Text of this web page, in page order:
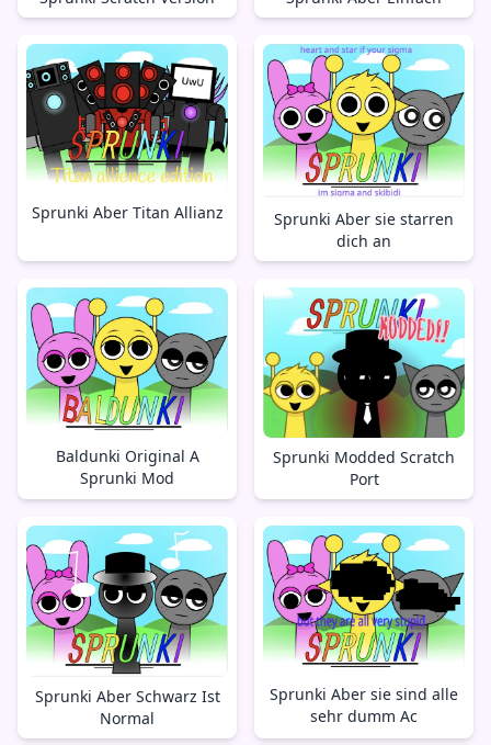
Sprunki Aber Titan Allianz
Sprunki Aber sie starren
dich an
Baldunki Original A
Sprunki Mod
Sprunki Modded Scratch
Port
Sprunki Aber Schwarz Ist
Normal
Sprunki Aber sie sind alle
sehr dumm Ac